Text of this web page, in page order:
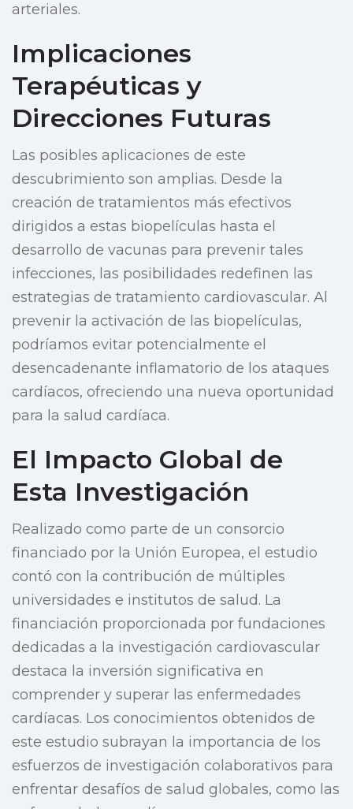
arteriales.
Implicaciones
Terapéuticas y
Direcciones Futuras
Las posibles aplicaciones de este
descubrimiento son amplias. Desde la
creación de tratamientos más efectivos
dirigidos a estas biopelículas hasta el
desarrollo de vacunas para prevenir tales
infecciones, las posibilidades redefinen las
estrategias de tratamiento cardiovascular. Al
prevenir la activación de las biopelículas,
podríamos evitar potencialmente el
desencadenante inflamatorio de los ataques
cardíacos, ofreciendo una nueva oportunidad
para la salud cardíaca.
El Impacto Global de
Esta Investigación
Realizado como parte de un consorcio
financiado por la Unión Europea, el estudio
contó con la contribución de múltiples
universidades e institutos de salud. La
financiación proporcionada por fundaciones
dedicadas a la investigación cardiovascular
destaca la inversión significativa en
comprender y superar las enfermedades
cardíacas. Los conocimientos obtenidos de
este estudio subrayan la importancia de los
esfuerzos de investigación colaborativos para
enfrentar desafíos de salud globales, como las